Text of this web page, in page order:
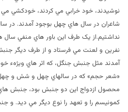
نوشيدند، خود خرابي مي کردند، خودکشي مي
شاعران در سال هاي چهل بوجود آمدند. در
نداشتيم.از يک طرف اين باور هاي منفي سال
نفرين و لعنت مي فرستاد و از طرف ديگر
آمدند مثل جنبش جنگل، که اثر هاي ويژهء
«شعر حجم» که در سالهاي چهل و شش و
محصول ازدواج اين دو جنبش بود، جنبش هاي
کمونيسم را و تعهد را نوع ديگر مي ديد.